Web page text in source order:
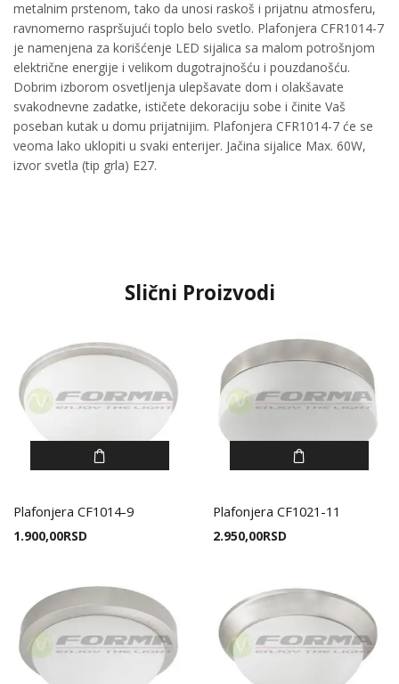
metalnim prstenom, tako da unosi raskoš i prijatnu atmosferu,
ravnomerno raspršujući toplo belo svetlo. Plafonjera CFR1014-7
je namenjena za korišćenje LED sijalica sa malom potrošnjom
električne energije i velikom dugotrajnošću i pouzdanošću.
Dobrim izborom osvetljenja ulepšavate dom i olakšavate
svakodnevne zadatke, ističete dekoraciju sobe i činite Vaš
poseban kutak u domu prijatnijim. Plafonjera CFR1014-7 će se
veoma lako uklopiti u svaki enterijer. Jačina sijalice Max. 60W,
izvor svetla (tip grla) E27.
Slični Proizvodi
Plafonjera CF1014-9
1.900,00RSD
Plafonjera CF1021-11
2.950,00RSD